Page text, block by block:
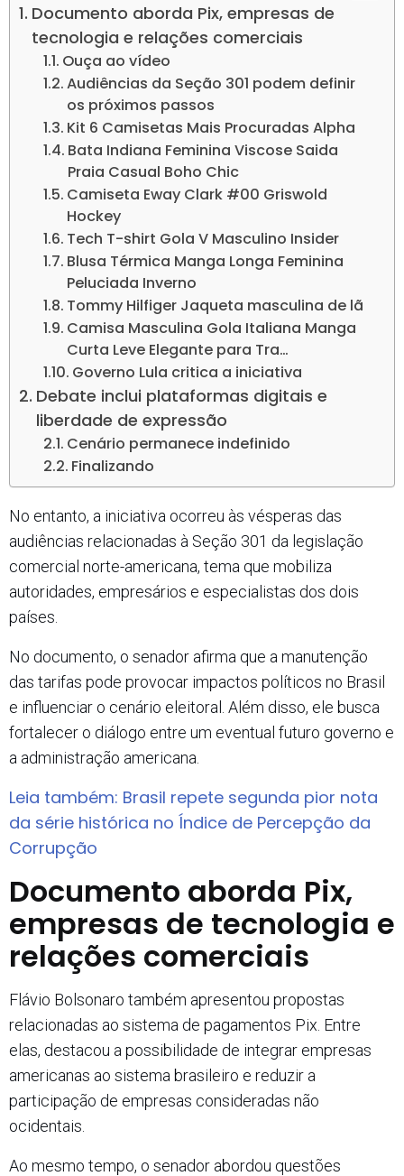
Documento aborda Pix, empresas de
tecnologia e relações comerciais
Ouça ao vídeo
Audiências da Seção 301 podem definir
os próximos passos
Kit 6 Camisetas Mais Procuradas Alpha
Bata Indiana Feminina Viscose Saida
Praia Casual Boho Chic
Camiseta Eway Clark #00 Griswold
Hockey
Tech T-shirt Gola V Masculino Insider
Blusa Térmica Manga Longa Feminina
Peluciada Inverno
Tommy Hilfiger Jaqueta masculina de lã
Camisa Masculina Gola Italiana Manga
Curta Leve Elegante para Tra…
Governo Lula critica a iniciativa
Debate inclui plataformas digitais e
liberdade de expressão
Cenário permanece indefinido
Finalizando
No entanto, a iniciativa ocorreu às vésperas das
audiências relacionadas à Seção 301 da legislação
comercial norte-americana, tema que mobiliza
autoridades, empresários e especialistas dos dois
países.
No documento, o senador afirma que a manutenção
das tarifas pode provocar impactos políticos no Brasil
e influenciar o cenário eleitoral. Além disso, ele busca
fortalecer o diálogo entre um eventual futuro governo e
a administração americana.
Leia também: Brasil repete segunda pior nota
da série histórica no Índice de Percepção da
Corrupção
Documento aborda Pix,
empresas de tecnologia e
relações comerciais
Flávio Bolsonaro também apresentou propostas
relacionadas ao sistema de pagamentos Pix. Entre
elas, destacou a possibilidade de integrar empresas
americanas ao sistema brasileiro e reduzir a
participação de empresas consideradas não
ocidentais.
Ao mesmo tempo, o senador abordou questões